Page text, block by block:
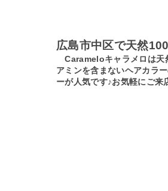
広島市中区で天然
Carameloキャラメロは天
アミンを含まないヘアカラ
ーが人気です♪お気軽にご来